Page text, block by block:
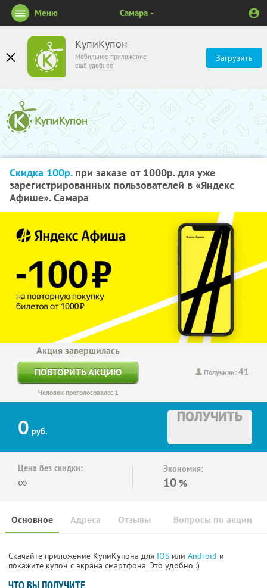
КупиКупон
Мобильное приложение
ещё удобнее
Загрузить
Меню Самара
Скидка 100р.при заказе от 1000р. для уже
зарегистрированных пользователей в «Яндекс
Афише». Самара
Получили:41
Акция завершилась
ПОВТОРИТЬ АКЦИЮ
Человек проголосовало: 1
0 руб.
ПОЛУЧИТЬ
Цена без скидки:
∞
Экономия:
10 %
Основное Отзывы Вопросы по акции
Адреса
Скачайте приложение КупиКупона для IOS или Android и
покажите купон с экрана смартфона. Это удобно :)